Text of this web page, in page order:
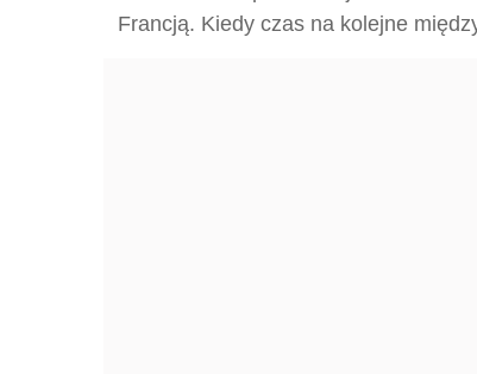
Francją. Kiedy czas na kolejne